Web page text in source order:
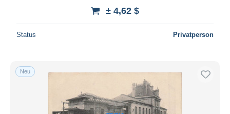
± 4,62 $
Status Privatperson
Neu